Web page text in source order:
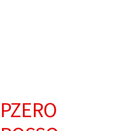
PZERO